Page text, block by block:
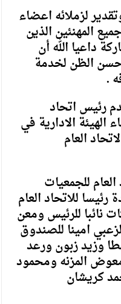
لزملائه اعضاء
المهنئين الذين
داعيا الله أن
الظن لخدمة
.
رئيس اتحاد
الهيئة الادارية في
العام
العام للجمعيات
رئيسا للاتحاد العام
نائبا للرئيس ومعن
امينا للصندوق
وزيد زبون ورعد
المزنه ومحمود
كريشان